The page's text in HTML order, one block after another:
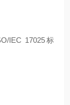
IEC 17025标